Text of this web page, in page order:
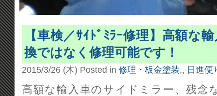
【車検／ｻｲﾄﾞﾐﾗｰ修理】高額な
換ではなく修理可能です！
2015/3/26 (木) Posted in 修理・板金塗装,, 日進便
高額な輸入車のサイドミラー、残念